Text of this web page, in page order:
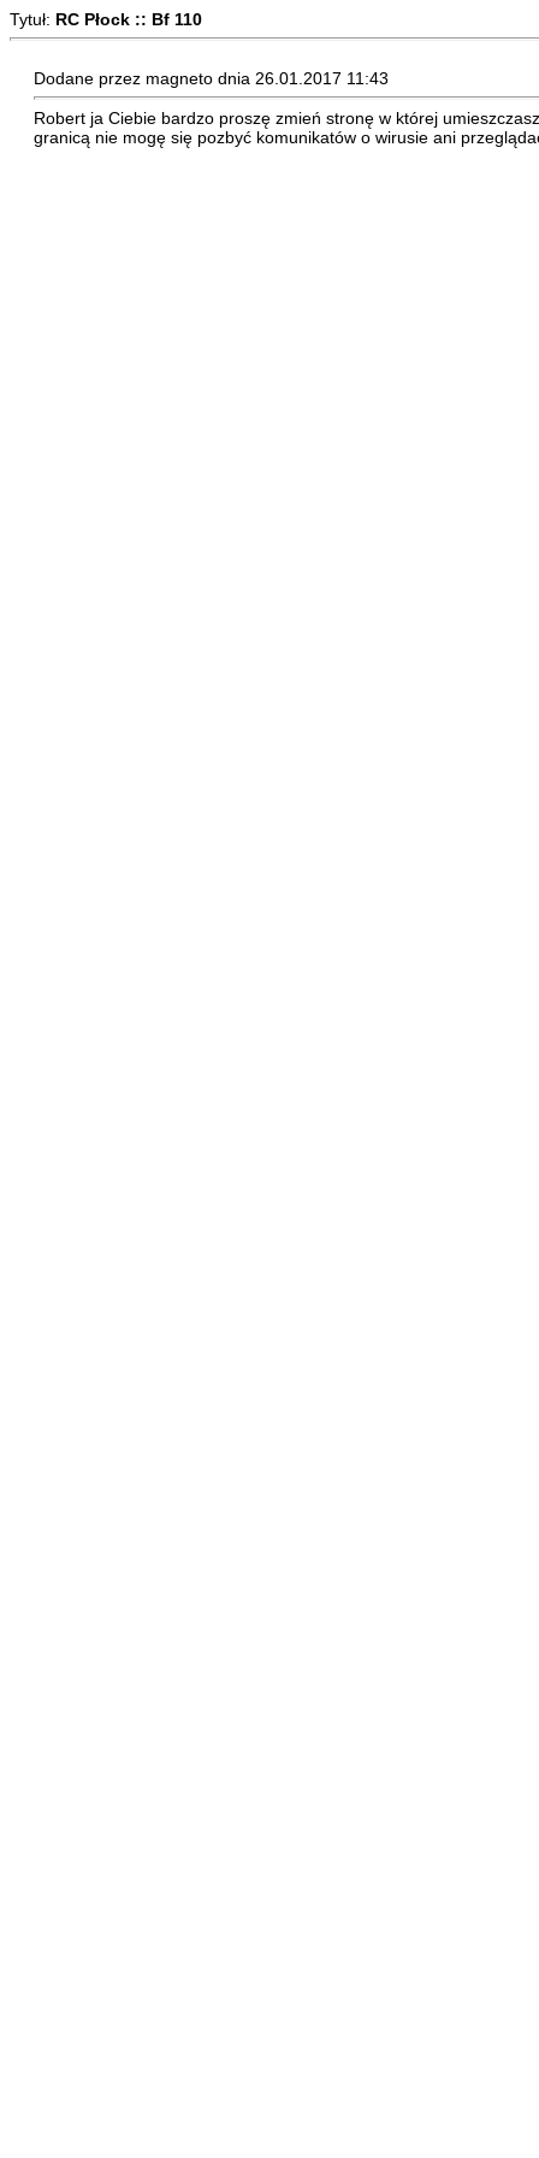
Tytuł: RC Płock :: Bf 110
Dodane przez magneto dnia 26.01.2017 11:43
Robert ja Ciebie bardzo proszę zmień stronę w której
granicą nie mogę się pozbyć komunikatów o wirusie ani